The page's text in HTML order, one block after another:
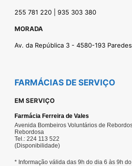
255 781 220 | 935 303 380
MORADA
Av. da República 3 - 4580-193 Paredes
FARMÁCIAS DE SERVIÇO
EM SERVIÇO